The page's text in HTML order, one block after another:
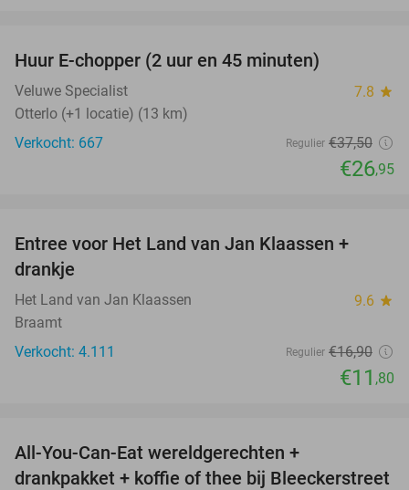
Huur E-chopper (2 uur en 45 minuten)
Veluwe Specialist 7.8 star
Otterlo (+1 locatie) (13 km)
Verkocht: 667
Regulier €37,50
€26,95
Entree voor Het Land van Jan Klaassen +
drankje
Het Land van Jan Klaassen 9.6 star
Braamt
Verkocht: 4.111
Regulier €16,90
€11 ,80
All-You-Can-Eat wereldgerechten +
drankpakket + koffie of thee bij Bleeckerstreet